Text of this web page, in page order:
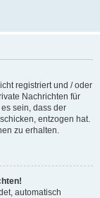
registriert und / oder
Nachrichten für
sein, dass der
entzogen hat.
zu erhalten.
automatisch